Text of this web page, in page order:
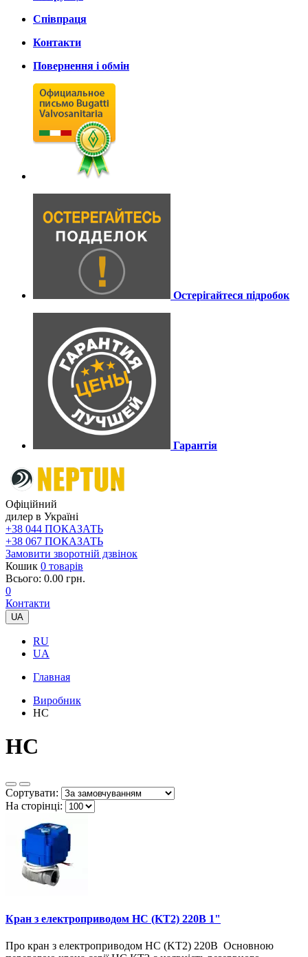
Співпраця
Контакти
Повернення і обмін
Остерігайтеся підробок
Гарантія
Офіційний
дилер в Україні
+38 044 ПОКАЗАТЬ
+38 067 ПОКАЗАТЬ
Замовити зворотній дзвінок
Кошик 0 товарів
Всього: 0.00 грн.
0
Контакти
UA
RU
UA
Главная
Виробник
HC
HC
Сортувати:
На сторінці:
Кран з електроприводом HC (KT2) 220В 1"
Про кран з електроприводом HC (KT2) 220В Основною